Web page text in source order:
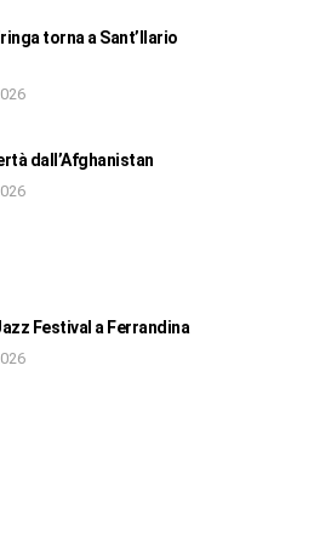
torna a Sant’Ilario
dall’Afghanistan
Festival a Ferrandina